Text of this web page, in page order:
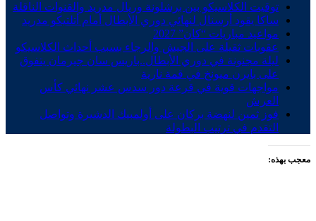
توقيت الكلاسيكو بين برشلونة وريال مدريد والقنوات الناقلة
ساكا يقود أرسنال لنهائي دوري الأبطال أمام أتلتيكو مدريد
مواعيد مباريات “كان” 2027
عقوبات ثقيلة على الجيش والرجاء بسبب أحداث الكلاسيكو
ليلة مجنونة في دوري الأبطال..باريس سان جيرمان يتفوق
على بايرن ميونخ في قمة نارية
مواجهات قوية في قرعة دور سدس عشر نهائي كأس
العرش
فوز ثمين لنهضة بركان على أولمبيك الدشيرة وتواصل
التقدم في ترتيب البطولة
معجب بهذه: